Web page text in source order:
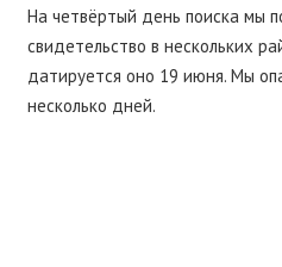
На четвёртый день поиска мы
свидетельство в нескольких
датируется оно 19 июня. Мы
несколько дней.